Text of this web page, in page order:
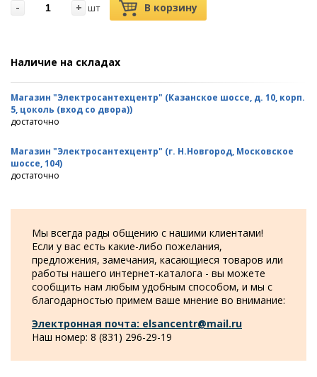
- + шт В корзину
Наличие на складах
Магазин "Электросантехцентр" (Казанское шоссе, д. 10, корп.
5, цоколь (вход со двора))
достаточно
Магазин "Электросантехцентр" (г. Н.Новгород, Московское
шоссе, 104)
достаточно
Мы всегда рады общению с нашими клиентами!
Если у вас есть какие-либо пожелания,
предложения, замечания, касающиеся товаров или
работы нашего интернет-каталога - вы можете
сообщить нам любым удобным способом, и мы с
благодарностью примем ваше мнение во внимание:
Электронная почта: elsancentr@mail.ru
Наш номер: 8 (831) 296-29-19